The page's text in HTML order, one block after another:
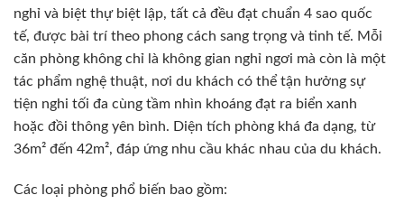
nghỉ và biệt thự biệt lập, tất cả đều đạt chuẩn 4 sao quốc
tế, được bài trí theo phong cách sang trọng và tinh tế. Mỗi
căn phòng không chỉ là không gian nghỉ ngơi mà còn là một
tác phẩm nghệ thuật, nơi du khách có thể tận hưởng sự
tiện nghi tối đa cùng tầm nhìn khoáng đạt ra biển xanh
hoặc đồi thông yên bình. Diện tích phòng khá đa dạng, từ
36m² đến 42m², đáp ứng nhu cầu khác nhau của du khách.
Các loại phòng phổ biến bao gồm: